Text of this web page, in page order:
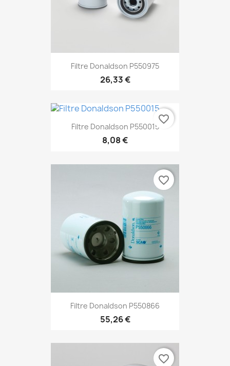
Filtre Donaldson P550975
26,33 €
Filtre Donaldson P550015
8,08 €
favorite_border
Filtre Donaldson P550866
55,26 €
favorite_border
favorite_border